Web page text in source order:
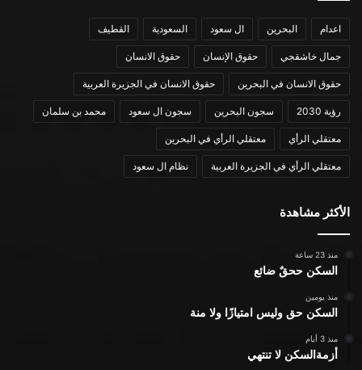
اعدام البحرين ال سعود السعودية القطيف
جمال خاشقجي حقوق الإنسان حقوق الانسان
حقوق الانسان في البحرين حقوق الانسان في الجزيرة العربية
رؤية 2030 سجون البحرين سجون ال سعود محمد بن سلمان
معتقلي الرأي معتقلي الرأي في البحرين
معتقلي الرأي في الجزيرة العربية نظام ال سعود
الأكثر مشاهدة
منذ 23 ساعة
السكن ححقٌ ضائع
منذ يومين
السكن حق وليس امتيازًا ولا منة
منذ 3 أيام
أزمةالسكن لا تنتهي